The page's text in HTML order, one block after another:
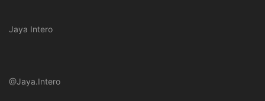
Jaya Intero
@Jaya.Intero